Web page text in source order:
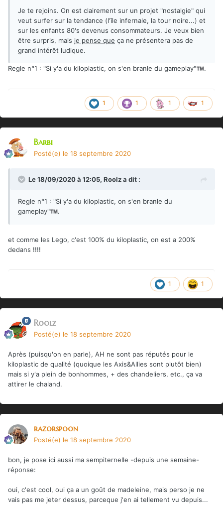
Je te rejoins. On est clairement sur un projet "nostalgie" qui
veut surfer sur la tendance (l'île infernale, la tour noire...) et
sur les enfants 80's devenus consommateurs. Je veux bien
être surpris, mais je pense que ça ne présentera pas de
grand intérêt ludique.
Regle n°1 : "Si y'a du kiloplastic, on s'en branle du gameplay"™️.
1 1 1 1
Barbi
Posté(e) le 18 septembre 2020
Le 18/09/2020 à 12:05, Roolza dit :
Regle n°1 : "Si y'a du kiloplastic, on s'en branle du
gameplay"™️.
et comme les Lego, c'est 100% du kiloplastic, on est a 200%
dedans !!!!
1 1
Roolz
Posté(e) le 18 septembre 2020
Après (puisqu'on en parle), AH ne sont pas réputés pour le
kiloplastic de qualité (quoique les Axis&Allies sont plutôt bien)
mais si y'a plein de bonhommes, + des chandeliers, etc., ça va
attirer le chaland.
razorspoon
Posté(e) le 18 septembre 2020
bon, je pose ici aussi ma sempiternelle -depuis une semaine-
réponse:
oui, c'est cool, oui ça a un goût de madeleine, mais perso je ne
vais pas me jeter dessus, parceque j'en ai tellement vu depuis...